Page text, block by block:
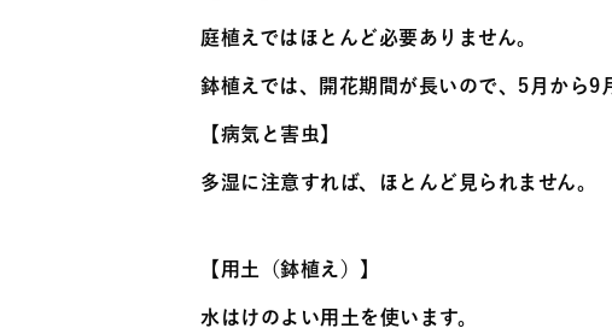
庭植えではほとんど必要ありません。
鉢植えでは、開花期間が長いので、5月から9
【病気と害虫】
多湿に注意すれば、ほとんど見られません。
【用土（鉢植え）】
水はけのよい用土を使います。